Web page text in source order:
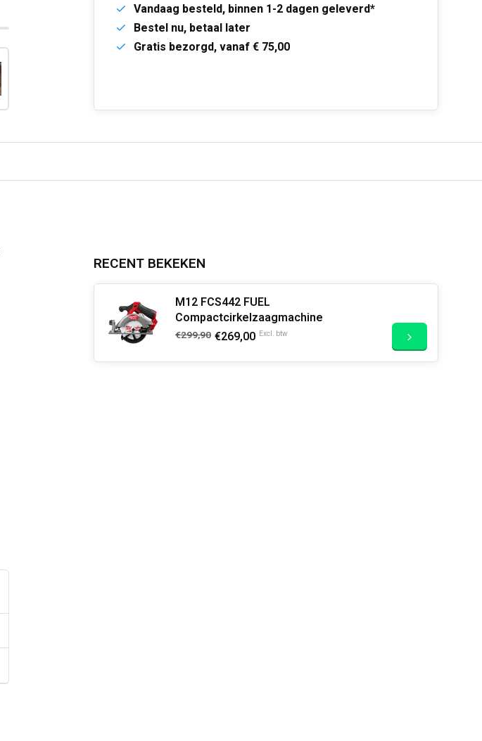
Vandaag besteld, binnen 1-2 dagen geleverd*
Bestel nu, betaal later
Gratis bezorgd, vanaf € 75,00
RECENT BEKEKEN
M12 FCS442 FUEL
Compactcirkelzaagmachine
€299,90 €269,00 Excl. btw